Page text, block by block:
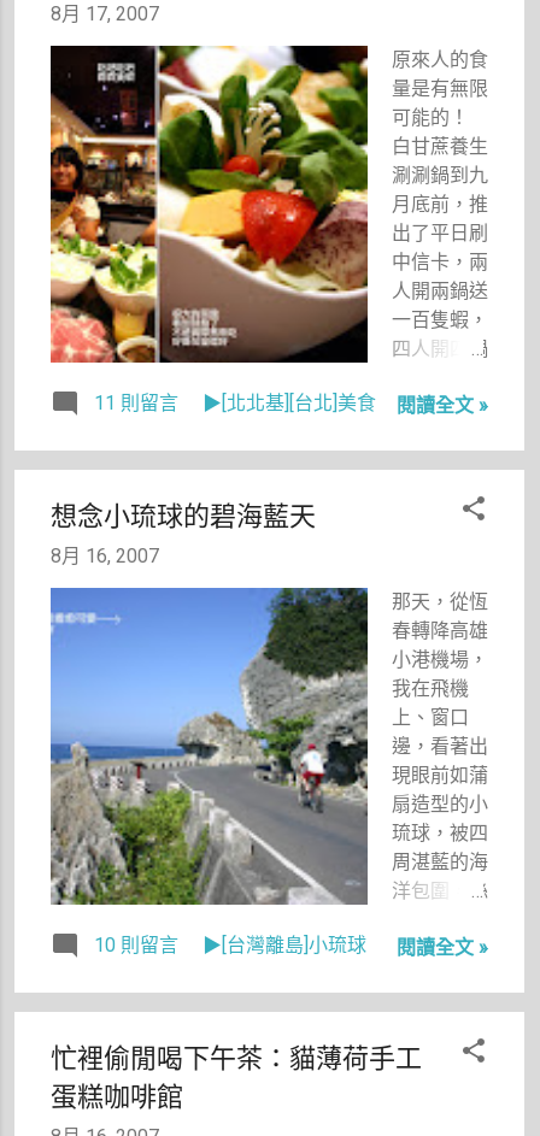
把雨聲當樂
音，但如果
是晚上，一
整夜撲簌簌
的風雨會讓
我寢不安
眠。 因
為，實在很
吵，想不聽
見都難。
8月 17, 2007
原來人的食
量是有無限
可能的！
白甘蔗養生
涮涮鍋到九
月底前，推
出了平日刷
中信卡，兩
人開兩鍋送
一百隻蝦，
四人開四鍋
的活動。衝
的面子，我
和可樂、菜
桃桂、吳阿
去大戰兩百
隻蝦。
11 則留言 ▶[北北基][台北]美食 閱讀全文 »
想念小琉球的碧海藍天
8月 16, 2007
那天，從恆
春轉降高雄
小港機場，
我在飛機
上、窗口
邊，看著出
現眼前如蒲
扇造型的小
琉球，被四
周湛藍的海
洋包圍，絲
的恆春的暴
陰雨，
「哇！」我
在心底讚
10 則留言 ▶[台灣離島]小琉球 閱讀全文 »
忙裡偷閒喝下午茶：貓薄荷手工
蛋糕咖啡館